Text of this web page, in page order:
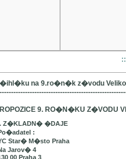
na 9.ro�n�k z�vodu
9. RO�N�KU Z�VODU
Z�KLADN� �DAJE
:
Star� M�sto Praha
Jarov� 4
00 Praha 3